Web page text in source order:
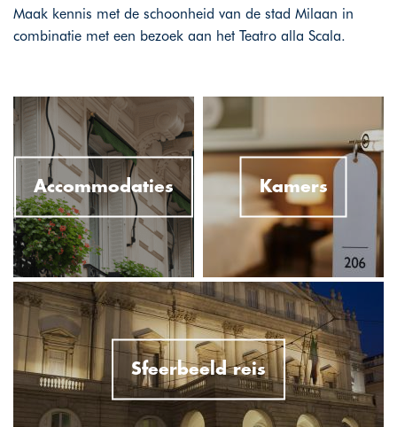
Maak kennis met de schoonheid van de stad Milaan in
combinatie met een bezoek aan het Teatro alla Scala.
Accommodaties Kamers
Sfeerbeeld reis